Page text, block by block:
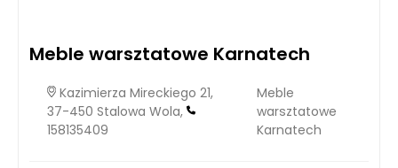
Meble warsztatowe Karnatech
Kazimierza Mireckiego 21,
37-450 Stalowa Wola,
158135409
Meble
warsztatowe
Karnatech